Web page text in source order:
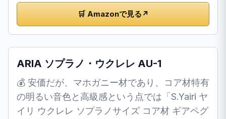
🛒 Amazonで見る ↗
ARIA ソプラノ・ウクレレ AU-1
💰 安価だが、マホガニー材であり、コア材特有
の明るい音色と高級感という点では「S.Yairi ヤ
イリ ウクレレ ソプラノサイズ コア材 ギアペグ